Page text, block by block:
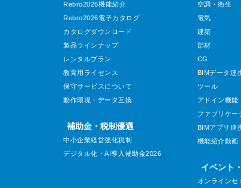
Rebro2026機能紹介
Rebro2026電子カタログ
カタログダウンロード
製品ラインナップ
レンタルプラン
教育用ライセンス
保守サービスについて
動作環境・データ互換
補助金・税制優遇
中小企業経営強化税制
デジタル化・AI導入補助金2026
空調・衛生
電気
建築
部材
CG
BIMデータ連
ツール
アドイン機能
ファブリケー
BIMアプリ連
機能紹介動画
イベント
オンラインセ